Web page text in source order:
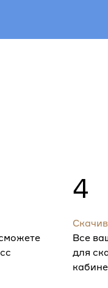
4
Все
для